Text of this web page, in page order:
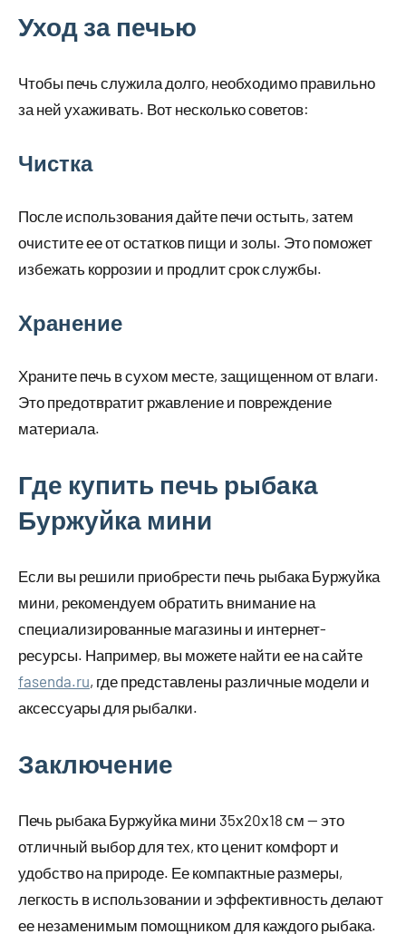
Уход за печью
Чтобы печь служила долго, необходимо правильно
за ней ухаживать. Вот несколько советов:
Чистка
После использования дайте печи остыть, затем
очистите ее от остатков пищи и золы. Это поможет
избежать коррозии и продлит срок службы.
Хранение
Храните печь в сухом месте, защищенном от влаги.
Это предотвратит ржавление и повреждение
материала.
Где купить печь рыбака
Буржуйка мини
Если вы решили приобрести печь рыбака Буржуйка
мини, рекомендуем обратить внимание на
специализированные магазины и интернет-
ресурсы. Например, вы можете найти ее на сайте
fasenda.ru, где представлены различные модели и
аксессуары для рыбалки.
Заключение
Печь рыбака Буржуйка мини 35х20х18 см — это
отличный выбор для тех, кто ценит комфорт и
удобство на природе. Ее компактные размеры,
легкость в использовании и эффективность делают
ее незаменимым помощником для каждого рыбака.